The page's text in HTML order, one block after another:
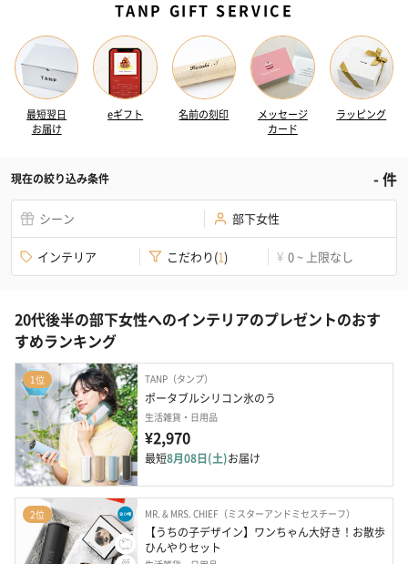
TANP GIFT SERVICE
最短翌日
お届け
eギフト 名前の刻印
メッセージ
カード
ラッピング
現在の絞り込み条件 -件
シーン 部下女性
インテリア こだわり(1) ¥ 0 ~ 上限なし
20代後半の部下女性へのインテリアのプレゼントのおす
すめランキング
1位 TANP（タンプ）
ポータブルシリコン氷のう
生活雑貨・日用品
¥2,970
最短8月08日(土)お届け
2位 MR. & MRS. CHIEF（ミスターアンドミセスチーフ）
【うちの子デザイン】ワンちゃん大好き！お散歩
ひんやりセット